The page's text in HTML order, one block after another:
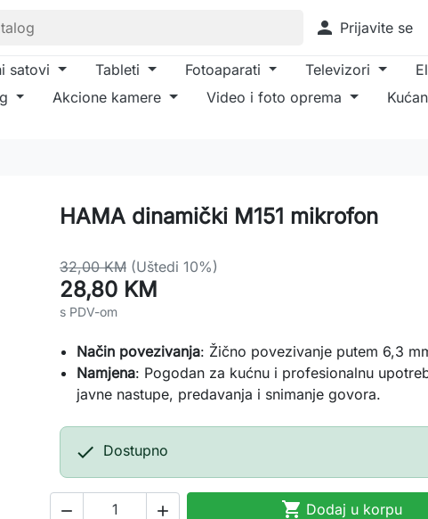
 Prijavite se
satovi Tableti Fotoaparati Televizori
Akcione kamere Video i foto oprema
HAMA dinamički M151 mikrofon
32,00 KM (Uštedi 10%)
28,80 KM
s PDV-om
Način povezivanja: Žično povezivanje putem 6,3
Namjena: Pogodan za kućnu i profesionalnu
javne nastupe, predavanja i snimanje govora.
 Dostupno
   Dodaj u korpu